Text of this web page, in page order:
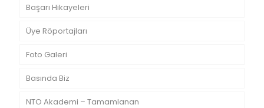
Başarı Hikayeleri
Üye Röportajları
Foto Galeri
Basında Biz
NTO Akademi – Tamamlanan